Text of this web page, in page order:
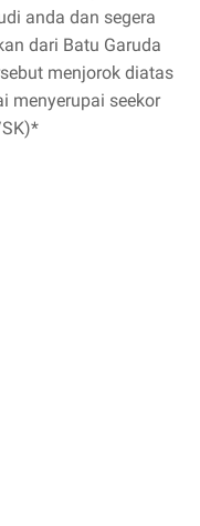
anda dan segera
dari Batu Garuda
menjorok diatas
menyerupai seekor